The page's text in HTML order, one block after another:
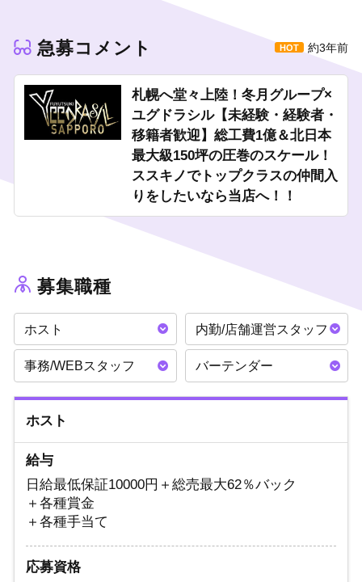
詳しくはお気軽にご連絡ください！！
✼••┈┈••✼••┈┈••✼••┈┈••✼••┈┈••✼
■圧巻のスケール！
社美緒監修・有名デザイナーによる豪華な内装、70坪から150坪
に及ぶ選べる大型フロア店舗！
せっかく働くなら豪華な内装のお店がいいですよね！それはお客
様目線でも言えることです。ラグジュアリーな内装がお客様の気
分を盛り上げ、キャストの接客能力を底上げ！！
出勤するのが楽しくなるような、圧巻のエンターテインメント空
をぜひ体感してください。
■業界トップクラスの初回数
！シンプルに「チャンスが多い店」で
す！いくら充実した研修マニュアルがあっても、研修ばかりして
いたのでは実際の顧客獲得にはつながりません。
当店では初回のお客様に
キャストを全員つける付け回しシステム
■FGHDサポートによる最大級のメディア力
歌舞伎町最大級の店舗数を誇る
FGHD（冬月グループ）による完
全サポート体制が整っています！
す！！
業界最速クラスの成長を見せる
『FUYUTSUKI -YGGDRASILL SAPPORO-』
新たな挑戦はここから始まる！
ご応募お待ちしております！！
急募コメント 約3年前
札幌へ堂々上陸！冬月グループ×
ユグドラシル【未経験・経験者・
移籍者歓迎】総工費1億＆北日本
最大級150坪の圧巻のスケール！
ススキノでトップクラスの仲間入
りをしたいなら当店へ！！
募集職種
ホスト 内勤/店舗運営スタッフ
事務/WEBスタッフ バーテンダー
ホスト
給与
日給最低保証10000円＋総売最大62％バック
＋各種賞金
＋各種手当て
応募資格